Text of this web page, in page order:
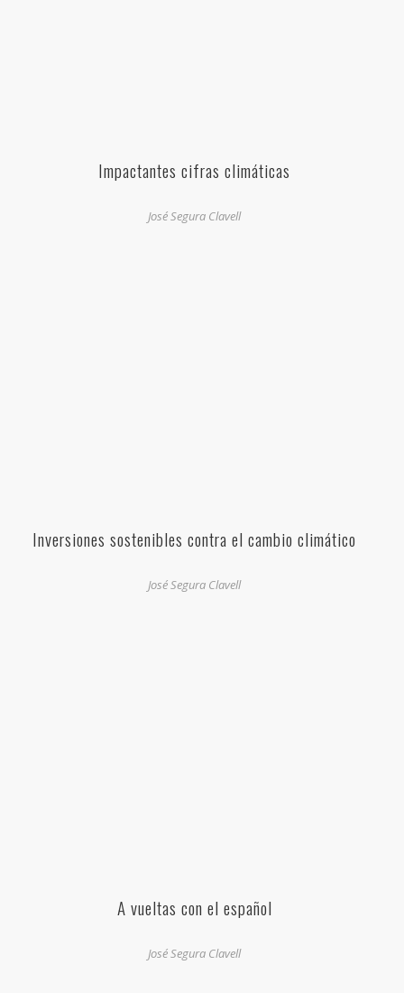
Impactantes cifras climáticas
José Segura Clavell
Inversiones sostenibles contra el cambio climático
José Segura Clavell
A vueltas con el español
José Segura Clavell